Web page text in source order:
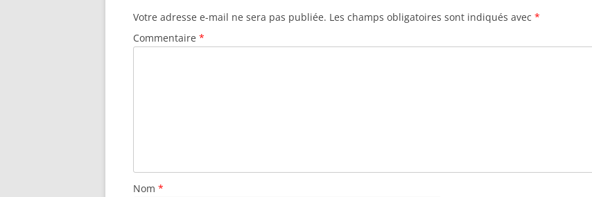
Votre adresse e-mail ne sera pas publiée. Les champs obligatoires sont indiqués avec *
Commentaire *
Nom *